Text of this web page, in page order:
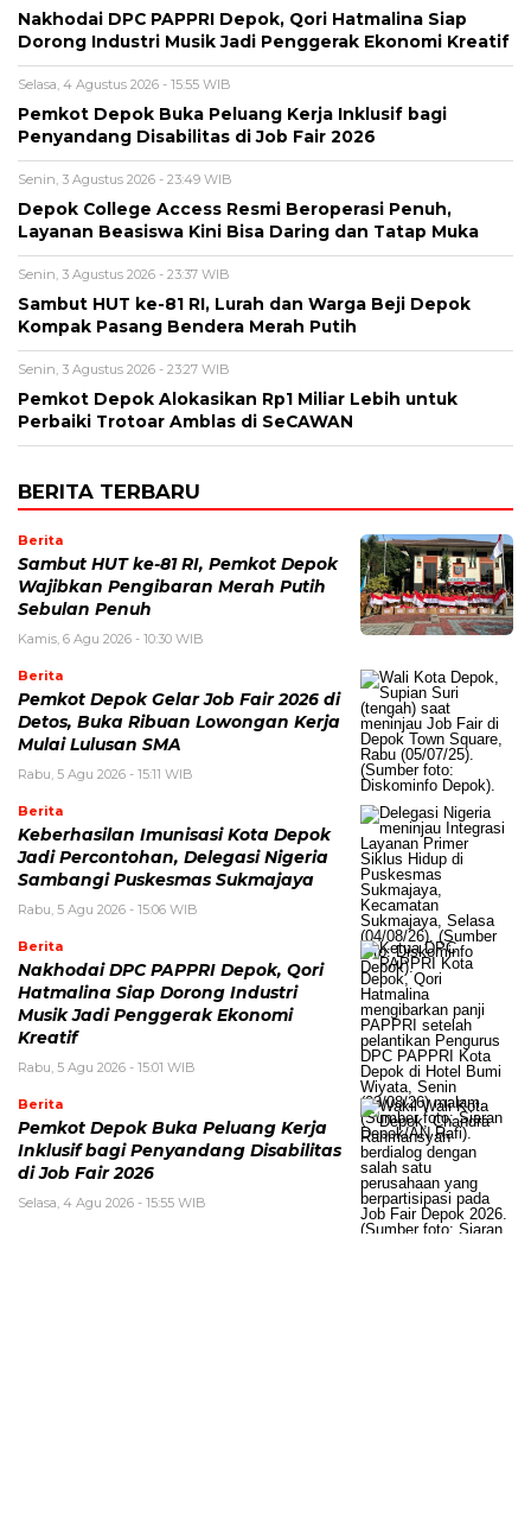
Nakhodai DPC PAPPRI Depok, Qori Hatmalina Siap
Dorong Industri Musik Jadi Penggerak Ekonomi Kreatif
Selasa, 4 Agustus 2026 - 15:55 WIB
Pemkot Depok Buka Peluang Kerja Inklusif bagi
Penyandang Disabilitas di Job Fair 2026
Senin, 3 Agustus 2026 - 23:49 WIB
Depok College Access Resmi Beroperasi Penuh,
Layanan Beasiswa Kini Bisa Daring dan Tatap Muka
Senin, 3 Agustus 2026 - 23:37 WIB
Sambut HUT ke-81 RI, Lurah dan Warga Beji Depok
Kompak Pasang Bendera Merah Putih
Senin, 3 Agustus 2026 - 23:27 WIB
Pemkot Depok Alokasikan Rp1 Miliar Lebih untuk
Perbaiki Trotoar Amblas di SeCAWAN
BERITA TERBARU
Berita
Sambut HUT ke-81 RI, Pemkot Depok
Wajibkan Pengibaran Merah Putih
Sebulan Penuh
Kamis, 6 Agu 2026 - 10:30 WIB
Berita
Pemkot Depok Gelar Job Fair 2026 di
Detos, Buka Ribuan Lowongan Kerja
Mulai Lulusan SMA
Rabu, 5 Agu 2026 - 15:11 WIB
Berita
Keberhasilan Imunisasi Kota Depok
Jadi Percontohan, Delegasi Nigeria
Sambangi Puskesmas Sukmajaya
Rabu, 5 Agu 2026 - 15:06 WIB
Berita
Nakhodai DPC PAPPRI Depok, Qori
Hatmalina Siap Dorong Industri
Musik Jadi Penggerak Ekonomi
Kreatif
Rabu, 5 Agu 2026 - 15:01 WIB
Berita
Pemkot Depok Buka Peluang Kerja
Inklusif bagi Penyandang Disabilitas
di Job Fair 2026
Selasa, 4 Agu 2026 - 15:55 WIB